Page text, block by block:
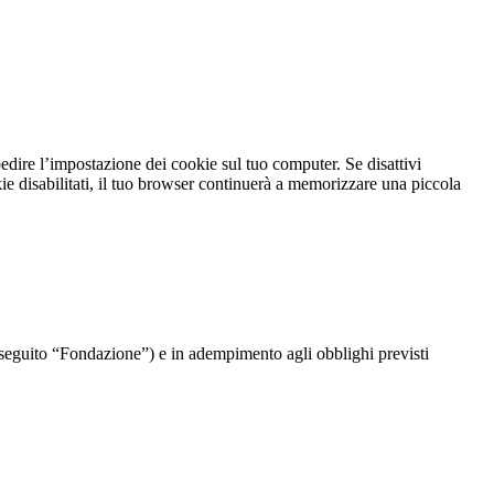
l’impostazione dei cookie sul tuo computer. Se disattivi
disabilitati, il tuo browser continuerà a memorizzare una piccola
“Fondazione”) e in adempimento agli obblighi previsti